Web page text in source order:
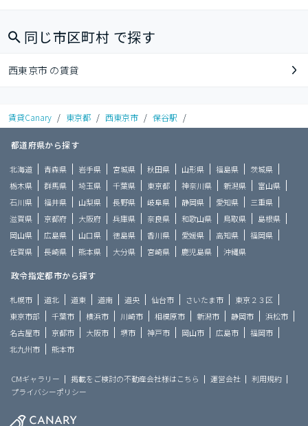
同じ市区町村 で探す
西東京市 の賃貸
賃貸Canary / 東京都 / 西東京市 / 保谷駅 /
都道府県から探す
北海道 青森県 岩手県 宮城県 秋田県 山形県 福島県
茨城県
栃木県
群馬県 埼玉県 千葉県 東京都 神奈川県 新潟県
富山県
石川県
福井県 山梨県 長野県 岐阜県 静岡県 愛知県
三重県
滋賀県
京都府 大阪府 兵庫県 奈良県 和歌山県 鳥取県
島根県
岡山県
広島県 山口県 徳島県 香川県 愛媛県 高知県
福岡県
佐賀県
長崎県 熊本県 大分県 宮崎県 鹿児島県 沖縄県
政令指定都市から探す
札幌市 道北 道東 道南 道央 仙台市 さいたま市
東京２３区
東京市部
千葉市 横浜市 川崎市 相模原市 新潟市 静岡市
浜松市
名古屋市
京都市 大阪市 堺市 神戸市 岡山市 広島市
福岡市
北九州市
熊本市
CMギャラリー 掲載をご検討の不動産会社様はこちら 運営会社
利用規約
プライバシーポリシー